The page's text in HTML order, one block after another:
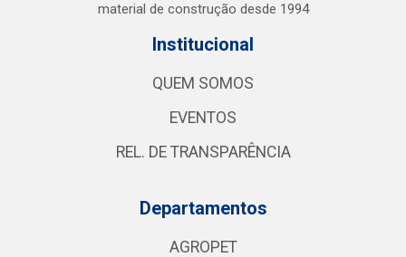
material de construção desde 1994
Institucional
QUEM SOMOS
EVENTOS
REL. DE TRANSPARÊNCIA
Departamentos
AGROPET